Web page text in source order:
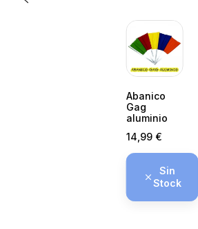
Abanico
Gag
aluminio
Precio
14,99 €
Sin
Stock